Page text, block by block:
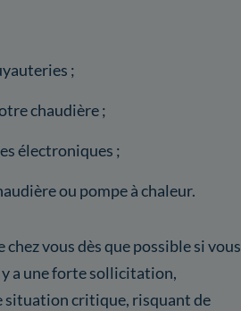
;
chaudière ;
électroniques ;
ou pompe à chaleur.
vous dès que possible si vous
a une forte sollicitation,
situation critique, risquant de